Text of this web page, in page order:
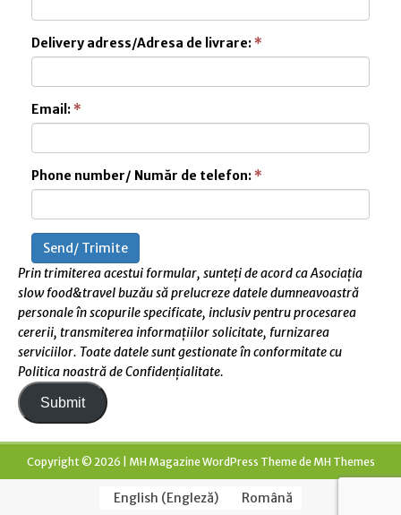
Delivery adress/Adresa de livrare:*
Email:*
Phone number/ Număr de telefon:*
Send/ Trimite
Prin trimiterea acestui formular, sunteți de acord ca Asociația
slow food&travel buzău să prelucreze datele dumneavoastră
personale în scopurile specificate, inclusiv pentru procesarea
cererii, transmiterea informațiilor solicitate, furnizarea
serviciilor. Toate datele sunt gestionate în conformitate cu
Politica noastră de Confidențialitate.
Submit
Copyright © 2026 | MH Magazine WordPress Theme de MH Themes
English (Engleză) Română